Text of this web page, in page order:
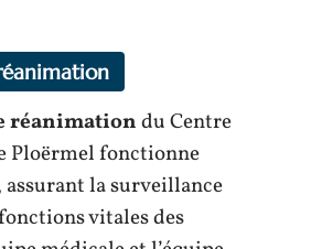
réanimationdu Centre
Ploërmel fonctionne
assurant la surveillance
vitales des